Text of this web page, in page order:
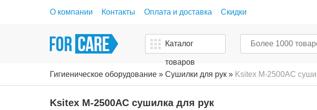
О компании Контакты Оплата и доставка Скидки
Каталог
товаров
Гигиеническое оборудование » Сушилки для рук » Ksitex M-2500AC
Ksitex M-2500AC сушилка для рук